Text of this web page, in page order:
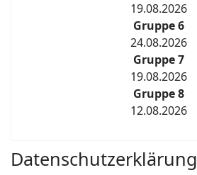
19.08.2026
Gruppe 6
24.08.2026
Gruppe 7
19.08.2026
Gruppe 8
12.08.2026
Datenschutzerklärung